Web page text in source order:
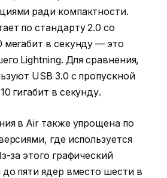
ради компактности.
по стандарту 2.0 со
в секунду — это
Lightning. Для сравнения,
USB 3.0 с пропускной
гигабит в секунду.
в Air также упрощена по
где используется
за этого графический
до пяти ядер вместо шести в